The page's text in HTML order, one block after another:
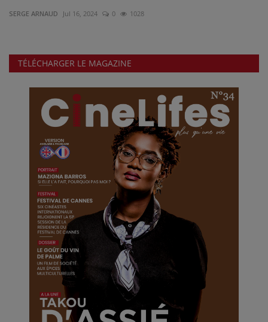
Galerie
SERGE ARNAUD Jul 16, 2024 0 1028
TÉLÉCHARGER LE MAGAZINE